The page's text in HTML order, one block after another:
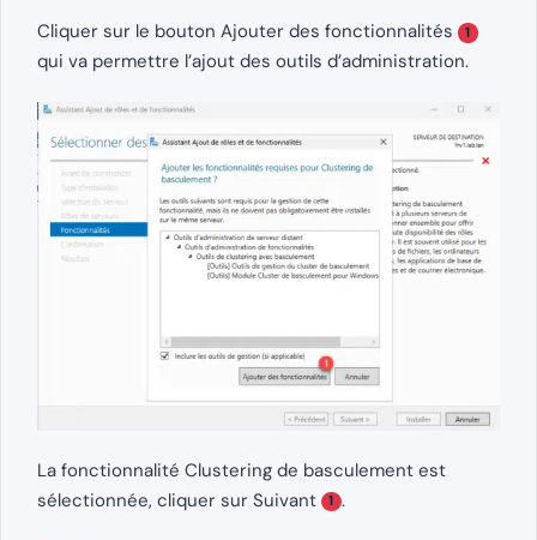
Cliquer sur le bouton Ajouter des fonctionnalités 1
qui va permettre l’ajout des outils d’administration.
La fonctionnalité Clustering de basculement est
sélectionnée, cliquer sur Suivant
1 .